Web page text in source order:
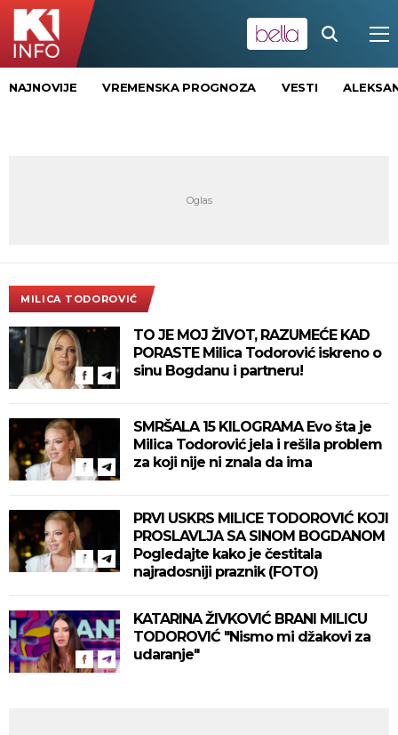
NAJNOVIJE VREMENSKA PROGNOZA VESTI
MILICA TODOROVIĆ
TO JE MOJ ŽIVOT, RAZUMEĆE KAD
PORASTE Milica Todorović iskreno o
sinu Bogdanu i partneru!
SMRŠALA 15 KILOGRAMA Evo šta je
Milica Todorović jela i rešila problem
za koji nije ni znala da ima
PRVI USKRS MILICE TODOROVIĆ KOJI
PROSLAVLJA SA SINOM BOGDANOM
Pogledajte kako je čestitala
najradosniji praznik (FOTO)
KATARINA ŽIVKOVIĆ BRANI MILICU
TODOROVIĆ "Nismo mi džakovi za
udaranje"